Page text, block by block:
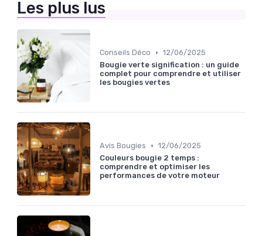
Les plus lus
Conseils Déco • 12/06/2025
Bougie verte signification : un guide
complet pour comprendre et utiliser
les bougies vertes
Avis Bougies • 12/06/2025
Couleurs bougie 2 temps :
comprendre et optimiser les
performances de votre moteur